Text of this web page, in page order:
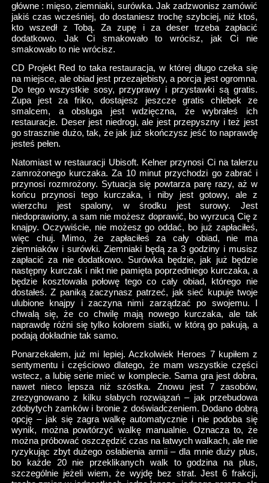
główne : mięso, ziemniaki, surówka. Jak zadzwonisz zamówić
jakiś czas wcześniej, do dostaniesz trochę szybciej, niż ktoś,
kto wszedł z Tobą. Za zupę i za deser trzeba zapłacić
dodatkowo. Jak Ci smakowało to wrócisz, jak Ci nie
smakowało to nie wrócisz.
CD Projekt Red to taka restauracja, w której długo czeka się
na miejsce, ale obiad jest przezajebisty, a porcja jest ogromna.
Do tego wszystkie sosy, przyprawy i przystawki są gratis.
Zupa jest za friko, dostajesz jeszcze gratis chlebek ze
smalcem, a obsługa jest wdzięczna, że wybrałeś ich
restauracje. Deser jest niedrogi, ale jest przepyszny i też jest
go strasznie dużo, tak, że jak już skończysz jeść to naprawdę
jesteś pełen.
Natomiast w restauracji Ubisoft. Kelner przynosi Ci na talerzu
zamrożonego kurczaka. Za 10 minut przychodzi go zabrać i
przynosi rozmrożony. Sytuacja się powtarza parę razy, aż w
końcu przynosi tego kurczaka, i niby jest gotowy, ale z
wierzchu jest spalony, w środku jest surowy. Jest
niedoprawiony, a sam nie możesz doprawić, bo wyrzucą Cię z
knajpy. Oczywiście, nie możesz go oddać, bo już zapłaciłeś,
więc chuj. Mimo, że zapłaciłeś za cały obiad, nie ma
ziemniaków i surówki. Ziemniaki będą za 3 godziny i musisz
zapłacić za nie dodatkowo. Surówka będzie, jak już będzie
następny kurczak i nikt nie pamięta poprzedniego kurczaka, a
będzie kosztowała połowę tego co cały obiad, którego nie
dostałeś. Z paniką zaczynasz patrzeć, jak sieć kupuje twoje
ulubione knajpy i zaczyna nimi zarządzać po swojemu. I
chwalą się, że co chwilę mają nowego kurczaka, ale tak
naprawdę różni się tylko kolorem siatki, w którą go pakują, a
podają dokładnie tak samo.
Ponarzekałem, już mi lepiej. Aczkolwiek Heroes 7 kupiłem z
sentymentu i częściowo dlatego, że mam wszystkie części
wstecz, a lubię serie mieć w komplecie. Sama gra jest dobra,
nawet nieco lepsza niż szóstka. Znowu jest 7 zasobów,
zrezygnowano z kilku słabych rozwiązań – jak przebudowa
zdobytych zamków i bronie z doświadczeniem. Dodano dobrą
opcję – jak się zagra walkę automatycznie i nie podoba się
wynik, można powtórzyć walkę manualnie. Oznacza to, że
można próbować oszczędzić czas na łatwych walkach, ale nie
ryzykując zbyt dużego osłabienia armii – dla mnie duży plus,
bo każde 20 nie przeklikanych walk to godzina na plus,
szczególnie jeżeli wiem, że wyjdę bez strat. Jest 6 frakcji,